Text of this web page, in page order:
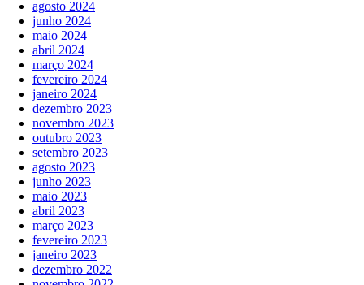
agosto 2024
junho 2024
maio 2024
abril 2024
março 2024
fevereiro 2024
janeiro 2024
dezembro 2023
novembro 2023
outubro 2023
setembro 2023
agosto 2023
junho 2023
maio 2023
abril 2023
março 2023
fevereiro 2023
janeiro 2023
dezembro 2022